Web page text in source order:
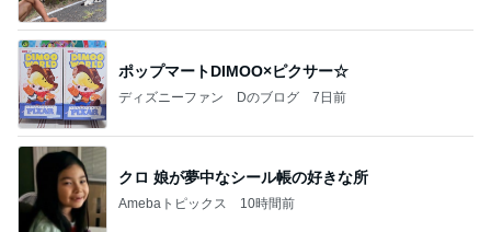
ポップマートDIMOO×ピクサー☆
ディズニーファン Dのブログ 7日前
クロ 娘が夢中なシール帳の好きな所
Amebaトピックス 10時間前